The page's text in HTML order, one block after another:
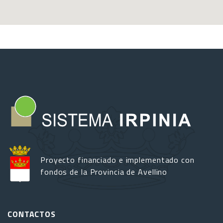
Proyecto financiado e implementado con
fondos de la Provincia de Avellino
CONTACTOS